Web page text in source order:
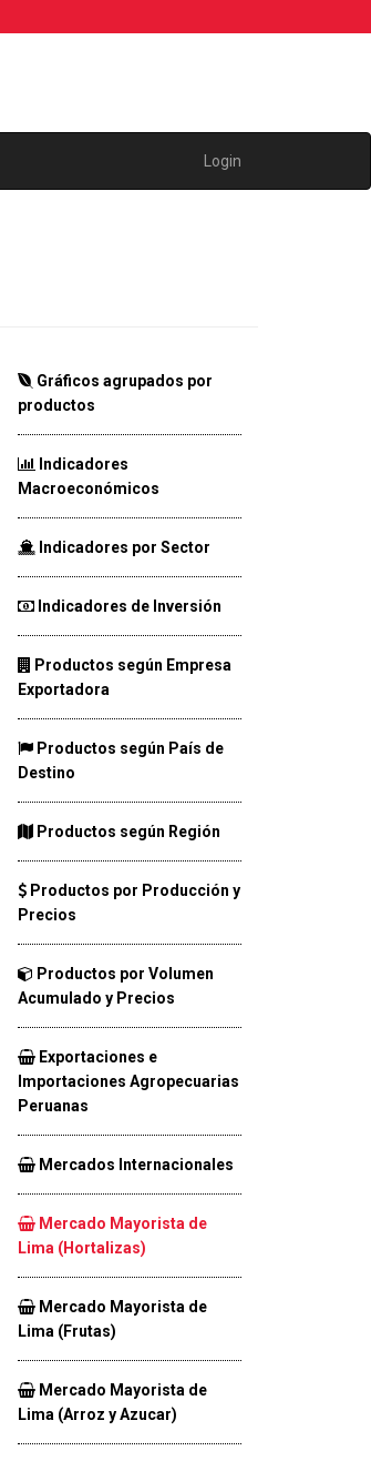
Login
Gráficos agrupados por
productos
Indicadores
Macroeconómicos
Indicadores por Sector
Indicadores de Inversión
Productos según Empresa
Exportadora
Productos según País de
Destino
Productos según Región
Productos por Producción y
Precios
Productos por Volumen
Acumulado y Precios
Exportaciones e
Importaciones Agropecuarias
Peruanas
Mercados Internacionales
Mercado Mayorista de
Lima (Hortalizas)
Mercado Mayorista de
Lima (Frutas)
Mercado Mayorista de
Lima (Arroz y Azucar)